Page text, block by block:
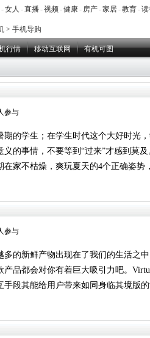
-女人 -直播-视频-健康- 房产-家居-教育-
> 手机导购
行情 移动互联网 有机可图
参与
期的学生；在学生时代这个大好时光
的事情，不要等到“过来”才感到莫
家不枯燥，爽玩夏天的4个正确姿势
参与
多的新鲜产物出现在了我们的生活之
品都会对你有着巨大吸引力吧。
段其能给用户带来如同身临其境版